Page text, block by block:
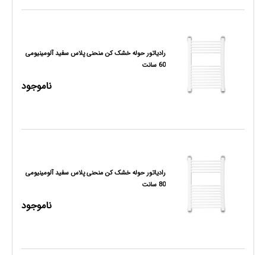
رادیاتور حوله خشک کن منحنی پلاس سفید آلومینیومی
60 سانت
ناموجود
رادیاتور حوله خشک کن منحنی پلاس سفید آلومینیومی
80 سانت
ناموجود